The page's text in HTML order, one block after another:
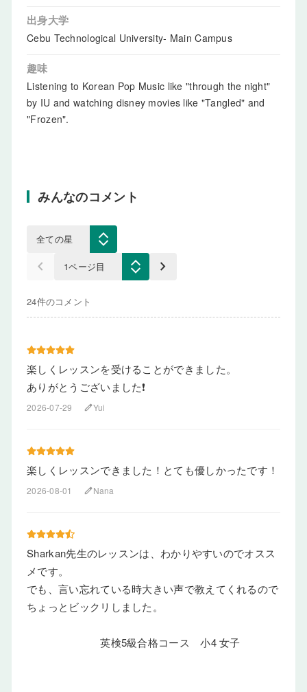
出身大学
Cebu Technological University- Main Campus
趣味
Listening to Korean Pop Music like "through the night"
by IU and watching disney movies like "Tangled" and
"Frozen".
みんなのコメント
keyboard_arrow_left keyboard_arrow_right
24件のコメント
楽しくレッスンを受けることができました。
ありがとうございました❗
2026-07-29 editYui
楽しくレッスンできました！とても優しかったです！
2026-08-01 editNana
Sharkan先生のレッスンは、わかりやすいのでオスス
メです。
でも、言い忘れている時大きい声で教えてくれるので
ちょっとビックリしました。
英検5級合格コース 小4 女子